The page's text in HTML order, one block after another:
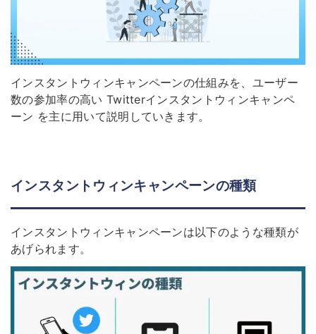
インスタントウィンキャンペーンの仕組みを、ユーザー
数の参加率の高い Twitterインスタントウィンキャンペ
ーン を主に用いて説明していきます。
インスタントウィンキャンペーンの種類
インスタントウィンキャンペーンは以下のような種類が
あげられます。